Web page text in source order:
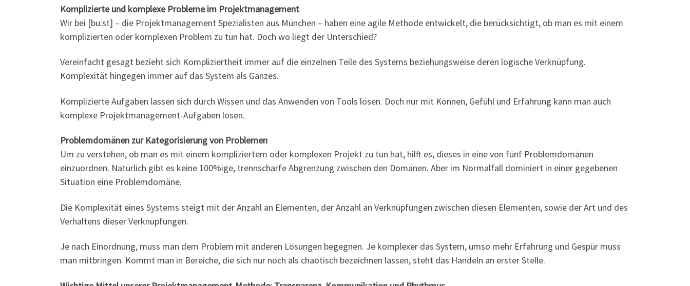
Komplizierte und komplexe Probleme im Projektmanagement
Wir bei [bu:st] – die Projektmanagement Spezialisten aus München – haben eine agile Methode entwickelt, die berücksichtigt, ob man es mit einem
komplizierten oder komplexen Problem zu tun hat. Doch wo liegt der Unterschied?
Vereinfacht gesagt bezieht sich Kompliziertheit immer auf die einzelnen Teile des Systems beziehungsweise deren logische Verknüpfung.
Komplexität hingegen immer auf das System als Ganzes.
Komplizierte Aufgaben lassen sich durch Wissen und das Anwenden von Tools lösen. Doch nur mit Können, Gefühl und Erfahrung kann man auch
komplexe Projektmanagement-Aufgaben lösen.
Problemdomänen zur Kategorisierung von Problemen
Um zu verstehen, ob man es mit einem kompliziertem oder komplexen Projekt zu tun hat, hilft es, dieses in eine von fünf Problemdomänen
einzuordnen. Natürlich gibt es keine 100%ige, trennscharfe Abgrenzung zwischen den Domänen. Aber im Normalfall dominiert in einer gegebenen
Situation eine Problemdomäne.
Die Komplexität eines Systems steigt mit der Anzahl an Elementen, der Anzahl an Verknüpfungen zwischen diesen Elementen, sowie der Art und des
Verhaltens dieser Verknüpfungen.
Je nach Einordnung, muss man dem Problem mit anderen Lösungen begegnen. Je komplexer das System, umso mehr Erfahrung und Gespür muss
man mitbringen. Kommt man in Bereiche, die sich nur noch als chaotisch bezeichnen lassen, steht das Handeln an erster Stelle.